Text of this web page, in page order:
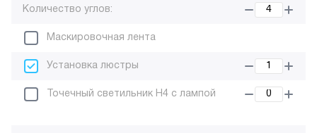
Количество углов:
Маскировочная лента
Установка люстры
Точечный светильник H4 с лампой